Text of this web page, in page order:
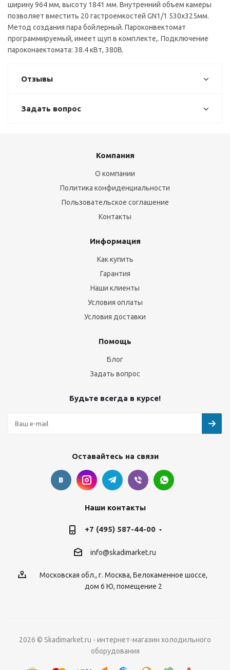
ширину 964 мм, высоту 1841 мм. Внутренний объем камеры
позволяет вместить 20 гастроемкостей GN1/1 530х325мм.
Метод создания пара бойлерный. Пароконвектомат
программируемый, имеет щуп в комплекте,. Подключение
пароконаектомата: 38.4 кВт, 380В.
Отзывы
Задать вопрос
Компания
О компании
Политика конфиденциальности
Пользовательское соглашение
Контакты
Информация
Как купить
Гарантия
Наши клиенты
Условия оплаты
Условия доставки
Помощь
Блог
Задать вопрос
Будьте всегда в курсе!
Оставайтесь на связи
Наши контакты
+7 (495) 587-44-00
info@skadimarket.ru
Московская обл., г. Москва, Белокаменное шоссе,
дом 6 Ю, помещение 2
2026 © Skadimarket.ru - интернет-магазин холодильного
оборудования